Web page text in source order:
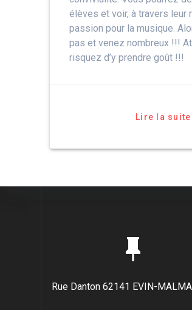
élèves et voir, à travers leur
passion pour la musique.
pas et venez nombreux !!!
risquez d’y prendre goût !!!
Lire la suite
Rue Danton 62141 EVIN-